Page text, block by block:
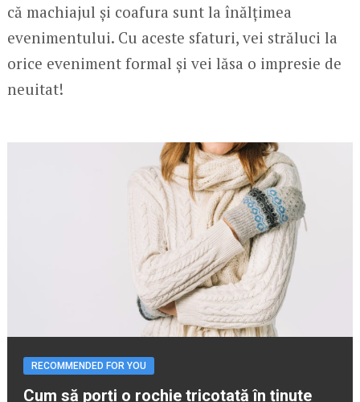
că machiajul și coafura sunt la înălțimea
evenimentului. Cu aceste sfaturi, vei străluci la
orice eveniment formal și vei lăsa o impresie de
neuitat!
RECOMMENDED FOR YOU
Cum să porți o rochie tricotată în ținute